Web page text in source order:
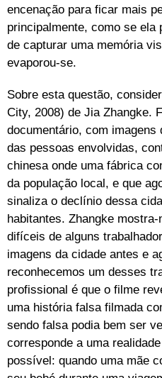
encenação para ficar mais
principalmente, como se
de capturar uma memória
evaporou-se.
Sobre esta questão,
City, 2008) de Jia Zhangke.
documentário, com imagens
das pessoas envolvidas,
chinesa onde uma fábrica
da população local, e que
sinaliza o declínio dessa
habitantes. Zhangke
difíceis de alguns
imagens da cidade antes e
reconhecemos um desses
profissional é que o filme
uma história falsa filmada
sendo falsa podia bem ser
corresponde a uma
possível: quando uma mãe